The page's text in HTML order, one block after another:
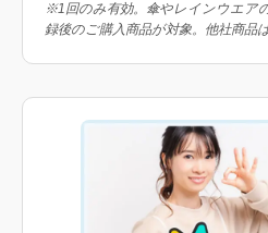
※1回のみ有効。傘やレインウエア
録後のご購入商品が対象。他社商品